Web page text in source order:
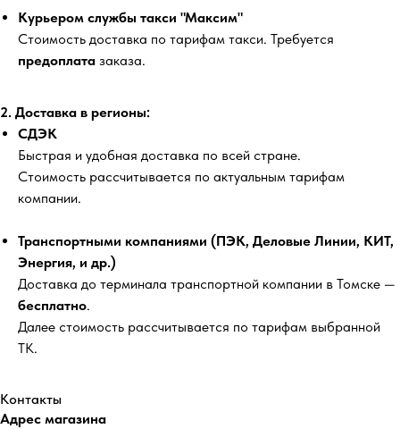
Курьером службы такси "Максим"
Стоимость доставка по тарифам такси. Требуется
предоплата заказа.
2. Доставка в регионы:
СДЭК
Быстрая и удобная доставка по всей стране.
Стоимость рассчитывается по актуальным тарифам
компании.
Транспортными компаниями (ПЭК, Деловые Линии, КИТ,
Энергия, и др.)
Доставка до терминала транспортной компании в Томске —
бесплатно.
Далее стоимость рассчитывается по тарифам выбранной
ТК.
Контакты
Адрес магазина